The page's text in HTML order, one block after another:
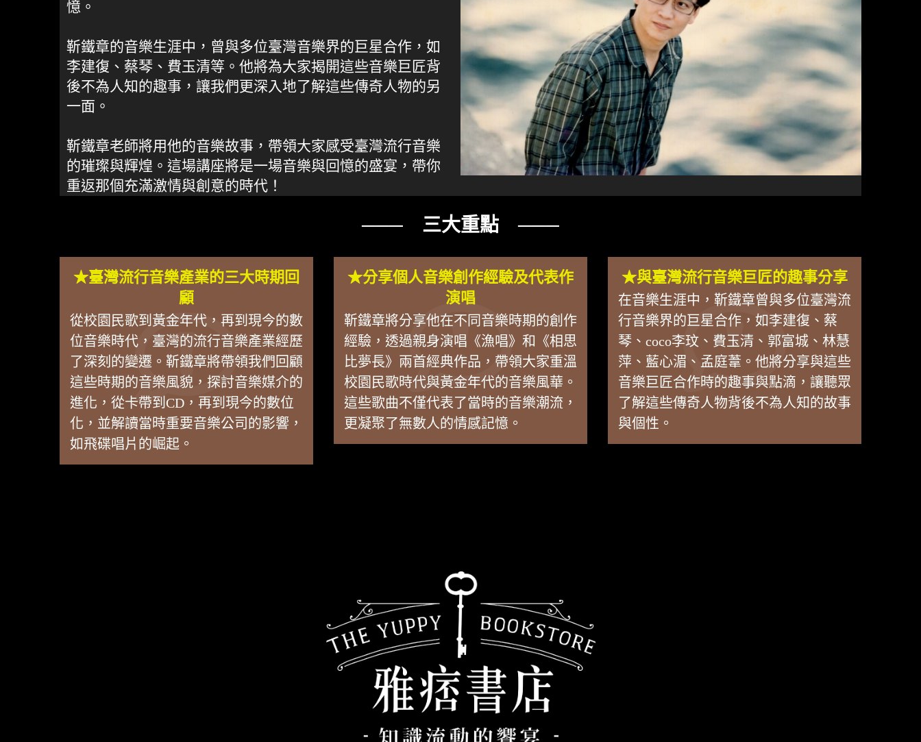
憶。
靳鐵章的音樂生涯中，曾與多位臺灣音樂界的巨星合作，如
李建復、蔡琴、費玉清等。他將為大家揭開這些音樂巨匠背
後不為人知的趣事，讓我們更深入地了解這些傳奇人物的另
一面。
靳鐵章老師將用他的音樂故事，帶領大家感受臺灣流行音樂
的璀璨與輝煌。這場講座將是一場音樂與回憶的盛宴，帶你
重返那個充滿激情與創意的時代！
─── 三大重點 ───
★臺灣流行音樂產業的三大時期回
顧
從校園民歌到黃金年代，再到現今的數
位音樂時代，臺灣的流行音樂產業經歷
了深刻的變遷。靳鐵章將帶領我們回顧
這些時期的音樂風貌，探討音樂媒介的
進化，從卡帶到CD，再到現今的數位
化，並解讀當時重要音樂公司的影響，
如飛碟唱片的崛起。
★分享個人音樂創作經驗及代表作
演唱
靳鐵章將分享他在不同音樂時期的創作
經驗，透過親身演唱《漁唱》和《相思
比夢長》兩首經典作品，帶領大家重溫
校園民歌時代與黃金年代的音樂風華。
這些歌曲不僅代表了當時的音樂潮流，
更凝聚了無數人的情感記憶。
★與臺灣流行音樂巨匠的趣事分享
在音樂生涯中，靳鐵章曾與多位臺灣流
行音樂界的巨星合作，如李建復、蔡
琴、coco李玟、費玉清、郭富城、林慧
萍、藍心湄、孟庭葦。他將分享與這些
音樂巨匠合作時的趣事與點滴，讓聽眾
了解這些傳奇人物背後不為人知的故事
與個性。